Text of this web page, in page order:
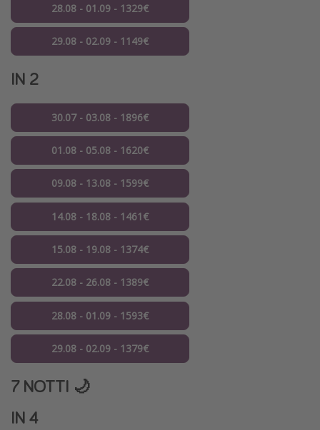
28.08 - 01.09 - 1329€
29.08 - 02.09 - 1149€
IN 2
30.07 - 03.08 - 1896€
01.08 - 05.08 - 1620€
09.08 - 13.08 - 1599€
14.08 - 18.08 - 1461€
15.08 - 19.08 - 1374€
22.08 - 26.08 - 1389€
28.08 - 01.09 - 1593€
29.08 - 02.09 - 1379€
7 NOTTI 🌙
IN 4